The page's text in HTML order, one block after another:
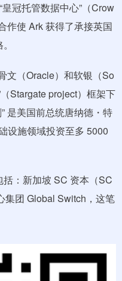
冠托管数据中心”（Crow
作使 Ark 获得了承接英国
（Oracle）和软银（So
Stargate project）框架下
是美国前总统唐纳德・特
设施领域投资至多 5000
：新加坡 SC 资本（SC
集团 Global Switch，这笔